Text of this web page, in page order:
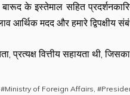
के इस्तेमाल सहित
आर्थिक मदद और हमारे द्विपक्षीय
प्रत्यक्ष वित्तीय सहायता थी,
#Ministry of Foreign Affairs,